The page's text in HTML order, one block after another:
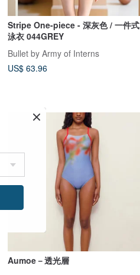
Stripe One-piece - 深灰色 / 一件式
泳衣 044GREY
Bullet by Army of Interns
US$ 63.96
Aumoe－透光層